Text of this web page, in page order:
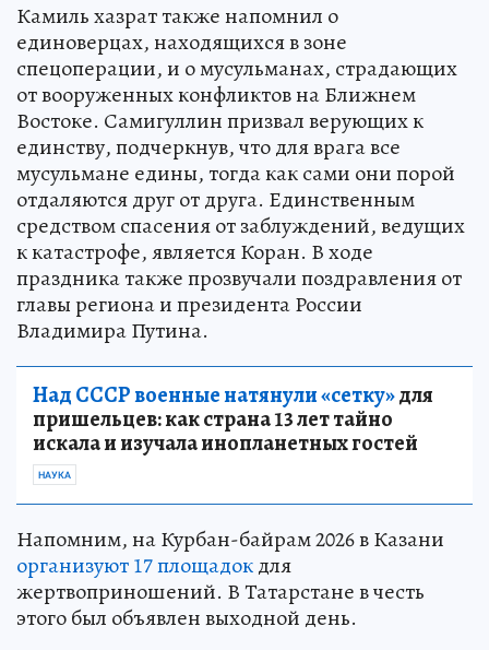
Камиль хазрат также напомнил о
единоверцах, находящихся в зоне
спецоперации, и о мусульманах, страдающих
от вооруженных конфликтов на Ближнем
Востоке. Самигуллин призвал верующих к
единству, подчеркнув, что для врага все
мусульмане едины, тогда как сами они порой
отдаляются друг от друга. Единственным
средством спасения от заблуждений, ведущих
к катастрофе, является Коран. В ходе
праздника также прозвучали поздравления от
главы региона и президента России
Владимира Путина.
Над СССР военные натянули «сетку»для
пришельцев: как страна 13 лет тайно
искала и изучала инопланетных гостей
НАУКА
Напомним, на Курбан-байрам 2026 в Казани
организуют 17 площадокдля
жертвоприношений. В Татарстане в честь
этого был объявлен выходной день.